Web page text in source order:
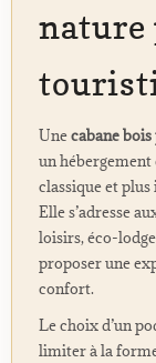
nature
Unecabane
un
classique et plus
Elle s’adresse
loisirs, éco-
proposer une
confort.
Le choix d’un
limiter à la